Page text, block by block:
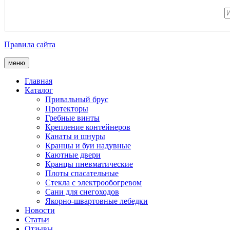
Правила сайта
меню
Главная
Каталог
Привальный брус
Протекторы
Гребные винты
Крепление контейнеров
Канаты и шнуры
Кранцы и буи надувные
Каютные двери
Кранцы пневматические
Плоты спасательные
Стекла с электрообогревом
Сани для снегоходов
Якорно-швартовные лебедки
Новости
Статьи